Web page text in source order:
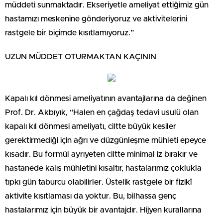
müddeti sunmaktadır. Ekseriyetle ameliyat ettiğimiz gün
hastamızı meskenine gönderiyoruz ve aktivitelerini
rastgele bir biçimde kısıtlamıyoruz.”
UZUN MÜDDET OTURMAKTAN KAÇININ
Kapalı kıl dönmesi ameliyatının avantajlarına da değinen
Prof. Dr. Akbıyık, “Halen en çağdaş tedavi usulü olan
kapalı kıl dönmesi ameliyatı, ciltte büyük kesiler
gerektirmediği için ağrı ve düzgünleşme mühleti epeyce
kısadır. Bu formül ayrıyeten ciltte minimal iz bırakır ve
hastanede kalış mühletini kısaltır, hastalarımız çoklukla
tıpkı gün taburcu olabilirler. Üstelik rastgele bir fizikî
aktivite kısıtlaması da yoktur. Bu, bilhassa genç
hastalarımız için büyük bir avantajdır. Hijyen kurallarına